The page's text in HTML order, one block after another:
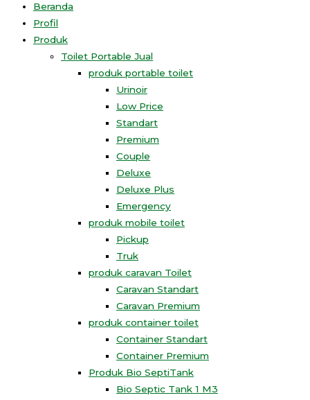
Beranda
Profil
Produk
Toilet Portable Jual
produk portable toilet
Urinoir
Low Price
Standart
Premium
Couple
Deluxe
Deluxe Plus
Emergency
produk mobile toilet
Pickup
Truk
produk caravan Toilet
Caravan Standart
Caravan Premium
produk container toilet
Container Standart
Container Premium
Produk Bio SeptiTank
Bio Septic Tank 1 M3